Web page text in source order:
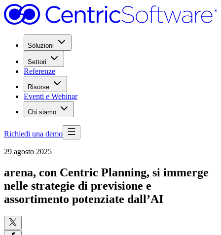
Soluzioni
Settori
Referenze
Risorse
Eventi e Webinar
Chi siamo
Richiedi una demo
29 agosto 2025
arena, con Centric Planning, si immerge
nelle strategie di previsione e
assortimento potenziate dall’AI